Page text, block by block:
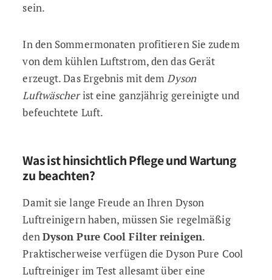
sein.
In den Sommermonaten profitieren Sie zudem
von dem kühlen Luftstrom, den das Gerät
erzeugt. Das Ergebnis mit demDyson
Luftwäscherist eine ganzjährig gereinigte und
befeuchtete Luft.
Was ist hinsichtlich Pflege und Wartung
zu beachten?
Damit sie lange Freude an Ihren Dyson
Luftreinigern haben, müssen Sie regelmäßig
denDyson Pure Cool Filter reinigen.
Praktischerweise verfügen die Dyson Pure Cool
Luftreiniger im Test allesamt über eine